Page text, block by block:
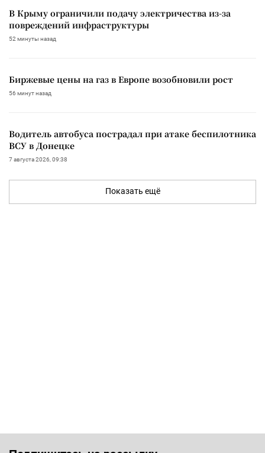
В Крыму ограничили подачу электричества из-за
повреждений инфраструктуры
52 минуты назад
Биржевые цены на газ в Европе возобновили рост
56 минут назад
Водитель автобуса пострадал при атаке беспилотника
ВСУ в Донецке
7 августа 2026, 09:38
Показать ещё